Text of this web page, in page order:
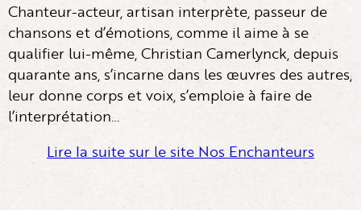
Chanteur-acteur, artisan interprète, passeur de
chansons et d’émotions, comme il aime à se
qualifier lui-même, Christian Camerlynck, depuis
quarante ans, s’incarne dans les œuvres des autres,
leur donne corps et voix, s’emploie à faire de
l’interprétation…
Lire la suite sur le site Nos Enchanteurs